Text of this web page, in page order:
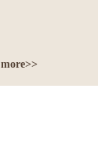
more>>